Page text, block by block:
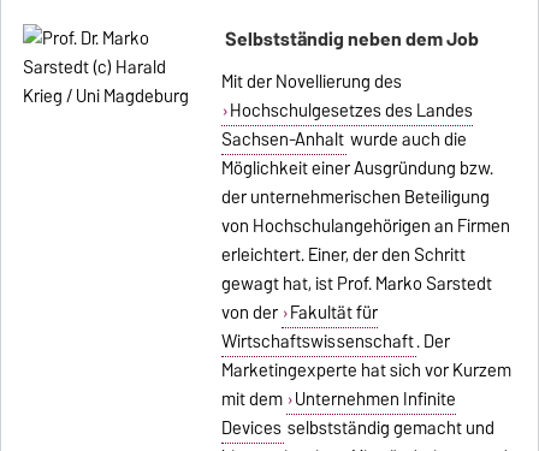
Selbstständig neben dem Job
Mit der Novellierung des
Hochschulgesetzes des Landes
Sachsen-Anhalt wurde auch die
Möglichkeit einer Ausgründung bzw.
der unternehmerischen Beteiligung
von Hochschulangehörigen an Firmen
erleichtert. Einer, der den Schritt
gewagt hat, ist Prof. Marko Sarstedt
von der Fakultät für
Wirtschaftswissenschaft. Der
Marketingexperte hat sich vor Kurzem
mit dem Unternehmen Infinite
Devices selbstständig gemacht und